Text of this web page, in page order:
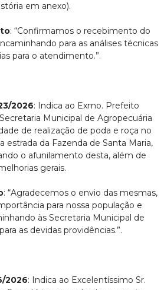
em anexo).
: “Confirmamos o recebimento do
para as análises técnicas
para o atendimento.”.
2026: Indica ao Exmo. Prefeito
Municipal de Agropecuária
de realização de poda e roça no
estrada da Fazenda de Santa Maria,
o afunilamento desta, além de
gerais.
: “Agradecemos o envio das mesmas,
para nossa população e
às Secretaria Municipal de
as devidas providências.”.
2026: Indica ao Excelentíssimo Sr.